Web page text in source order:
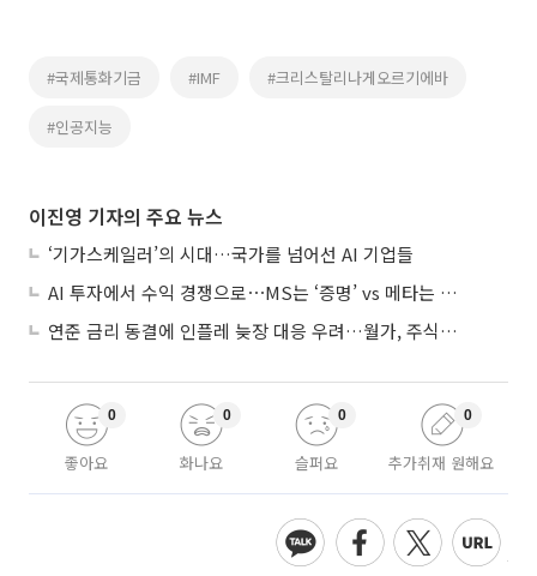
#국제통화기금 #IMF #크리스탈리나게오르기에바
#인공지능
이진영 기자의 주요 뉴스
‘기가스케일러’의 시대…국가를 넘어선 AI 기업들
AI 투자에서 수익 경쟁으로⋯MS는 ‘증명’ vs 메타는 ‘숙제’
연준 금리 동결에 인플레 늦장 대응 우려…월가, 주식도 채권도 던졌다
좋아요
0
화나요
0
슬퍼요
0
추가취재 원해요
0